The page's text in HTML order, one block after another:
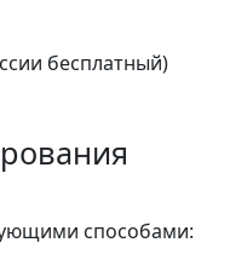
бесплатный)
способами: